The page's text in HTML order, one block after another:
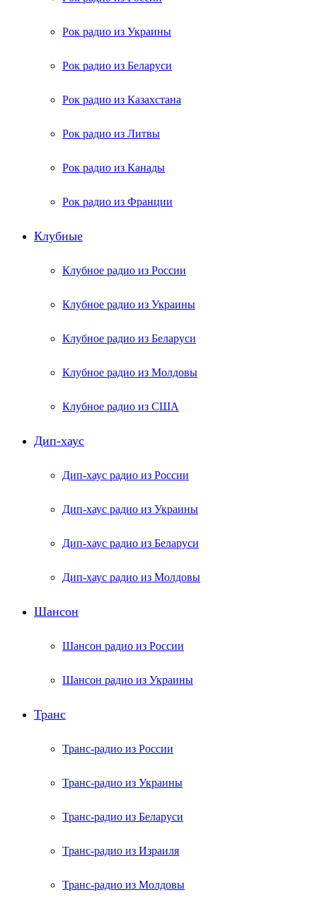
Рок радио из Украины
Рок радио из Беларуси
Рок радио из Казахстана
Рок радио из Литвы
Рок радио из Канады
Рок радио из Франции
Клубные
Клубное радио из России
Клубное радио из Украины
Клубное радио из Беларуси
Клубное радио из Молдовы
Клубное радио из США
Дип-хаус
Дип-хаус радио из России
Дип-хаус радио из Украины
Дип-хаус радио из Беларуси
Дип-хаус радио из Молдовы
Шансон
Шансон радио из России
Шансон радио из Украины
Транс
Транс-радио из России
Транс-радио из Украины
Транс-радио из Беларуси
Транс-радио из Израиля
Транс-радио из Молдовы